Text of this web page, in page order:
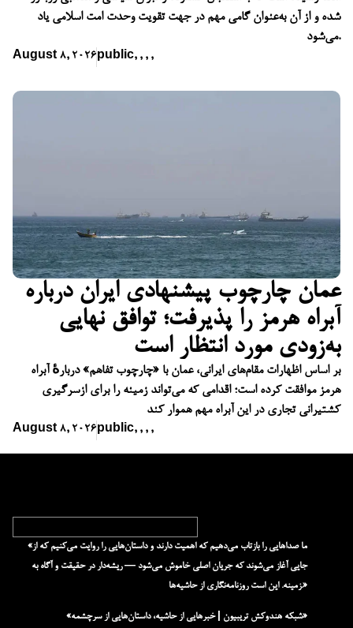
شده و از آن به‌عنوان گامی مهم در جهت تقویت وحدت امت اسلامی یاد
می‌شود.
August 8, 2026 public, , , ,
عمان چارچوب پیشنهادی ایران درباره
آبراه هرمز را پذیرفت؛ توافق نهایی
به‌زودی مورد انتظار است
بر اساس اظهارات مقام‌های ایرانی، عمان با «چارچوب تفاهم» دربارهٔ آبراه
هرمز موافقت کرده است؛ اقدامی که می‌تواند زمینه را برای ازسرگیری
کشتیرانی تجاری در این آبراه مهم هموار کند
August 8, 2026 public, , , ,
«ما صداهایی را بازتاب می‌دهیم که اهمیت دارند و داستان‌هایی را روایت می‌کنیم که از
جایی آغاز می‌شوند که جریان اصلی خاموش می‌شود — ریشه‌دار در حقیقت و آگاه به
زمینه. این است روزنامه‌نگاری از حاشیه‌ها.»
«شبکه هند‌و‌کش تریبیون | خبرهایی از حاشیه، داستان‌هایی از سرچشمه»